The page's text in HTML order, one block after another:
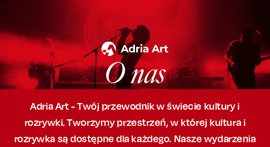
O nas
Adria Art - Twój przewodnik w świecie kultury i
rozrywki. Tworzymy przestrzeń,w której kultura i
rozrywka są dostępne dla każdego. Nasze wydarzenia